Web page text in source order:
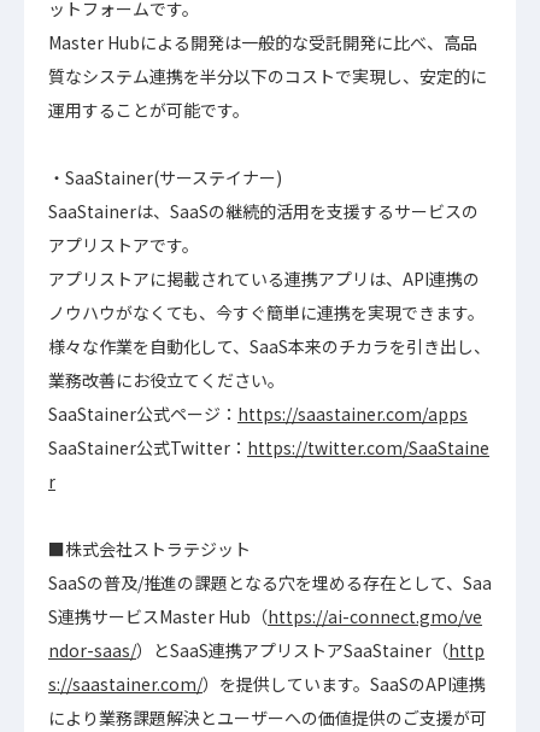
ットフォームです。
Master Hubによる開発は一般的な受託開発に比べ、高品
質なシステム連携を半分以下のコストで実現し、安定的に
運用することが可能です。
・SaaStainer(サーステイナー)
SaaStainerは、SaaSの継続的活用を支援するサービスの
アプリストアです。
アプリストアに掲載されている連携アプリは、API連携の
ノウハウがなくても、今すぐ簡単に連携を実現できます。
様々な作業を自動化して、SaaS本来のチカラを引き出し、
業務改善にお役立てください。
SaaStainer公式ページ： https://saastainer.com/apps
SaaStainer公式Twitter： https://twitter.com/SaaStaine
r
■株式会社ストラテジット
SaaSの普及/推進の課題となる穴を埋める存在として、Saa
S連携サービスMaster Hub（https://ai-connect.gmo/ve
ndor-saas/）とSaaS連携アプリストアSaaStainer（http
s://saastainer.com/）を提供しています。SaaSのAPI連携
により業務課題解決とユーザーへの価値提供のご支援が可